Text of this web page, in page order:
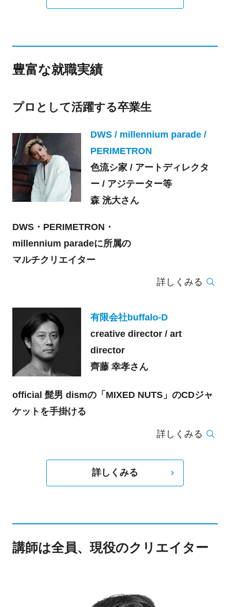
豊富な就職実績
プロとして活躍する卒業生
DWS / millennium parade /
PERIMETRON
色流シ家 / アートディレクタ
ー / アジテーター等
森 洸大さん
DWS・PERIMETRON・
millennium paradeに所属の
マルチクリエイター
詳しくみる
有限会社buffalo-D
creative director / art
director
齊藤 幸孝さん
official 髭男 dismの「MIXED NUTS」のCDジャ
ケットを手掛ける
詳しくみる
詳しくみる
講師は全員、現役のクリエイター